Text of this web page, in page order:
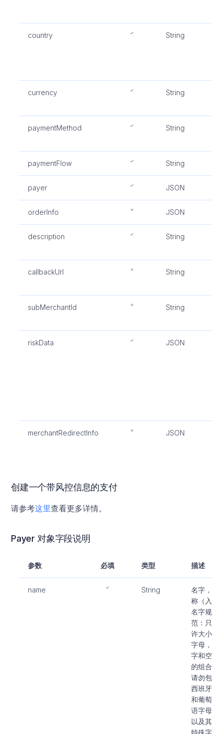
country String
currency String
paymentMethod String
paymentFlow String
payer JSON
orderInfo JSON
description String
callbackUrl String
subMerchantId String
riskData JSON
merchantRedirectInfo JSON
创建一个带风控信息的支付
请参考这里查看更多详情。
Payer 对象字段说明
参数 必填 类型 描述
name String
名字，全
称（入参
名字规
范：只允
许大小写
字母，数
字和空格
的组合。
请勿包含
西班牙语
和葡萄牙
语字母，
以及其他